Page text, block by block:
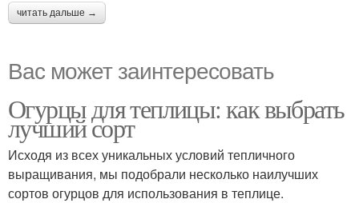
читать дальше →
Вас может заинтересовать
Огурцы для теплицы: как выбрать
лучший сорт
Исходя из всех уникальных условий тепличного
выращивания, мы подобрали несколько наилучших
сортов огурцов для использования в теплице.